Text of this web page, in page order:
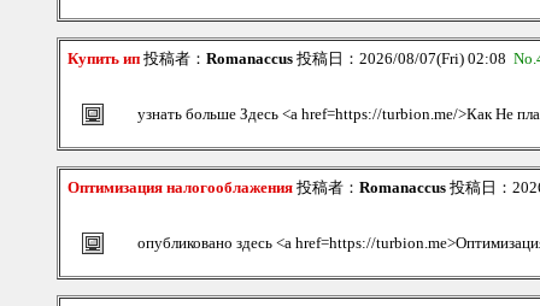
Купить ип 投稿者： Romanaccus 投稿日：2026/08/07(Fri) 02:08
узнать больше Здесь <a href=https://turbion.me/>Как Не
Оптимизация налогооблажения 投稿者： Romanaccus 投稿日：
опубликовано здесь <a href=https://